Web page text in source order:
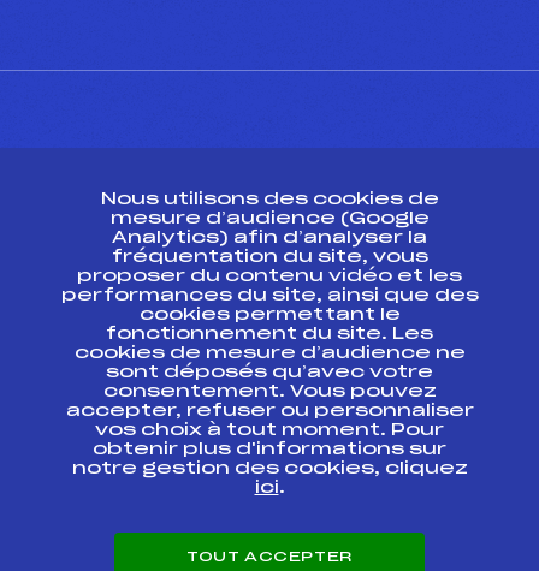
ESPACE PRESSE
Ressources
Pass’Neige
Projet sportif fédéral
Projet de performance fédéral
Antidopage
Pôle Développement, Formation, Suivi
Scientifique
Listes ministérielles
Pôle vie de l’athlète
Nous utilisons des cookies de
mesure d’audience (Google
Analytics) afin d’analyser la
fréquentation du site, vous
proposer du contenu vidéo et les
performances du site, ainsi que des
cookies permettant le
fonctionnement du site. Les
cookies de mesure d’audience ne
sont déposés qu’avec votre
consentement. Vous pouvez
accepter, refuser ou personnaliser
vos choix à tout moment. Pour
obtenir plus d'informations sur
notre gestion des cookies, cliquez
ici.
TOUT ACCEPTER